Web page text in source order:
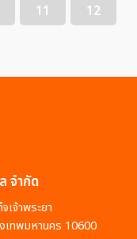
11
12
จำกัด
จ้าพระยา
เทพมหานคร 10600